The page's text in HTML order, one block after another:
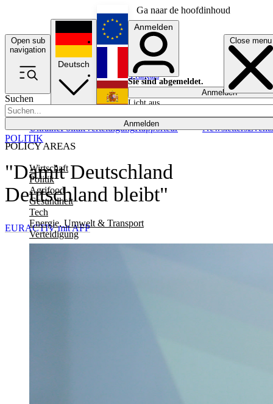
Ga naar de hoofdinhoud
Open sub
navigation
Close menu
Suchen
Anmelden
POLICY AREAS
Wirtschaft
Politik
Agrifood
Gesundheit
Tech
Energie, Umwelt & Transport
Verteidigung
UkrainePolitikVerteidigungRapporteur NewslettersEvents
Deutsch
English
Français
Anmelden
Sie sind abgemeldet.
Anmelden
Licht aus
"Damit Deutschland
Deutschland bleibt"
POLITIK
EURACTIV mit AFP